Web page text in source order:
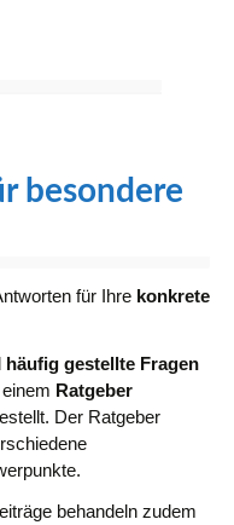
besondere
für Ihre konkrete
häufig gestellte Fragen
Ratgeber
Der Ratgeber
behandeln zudem